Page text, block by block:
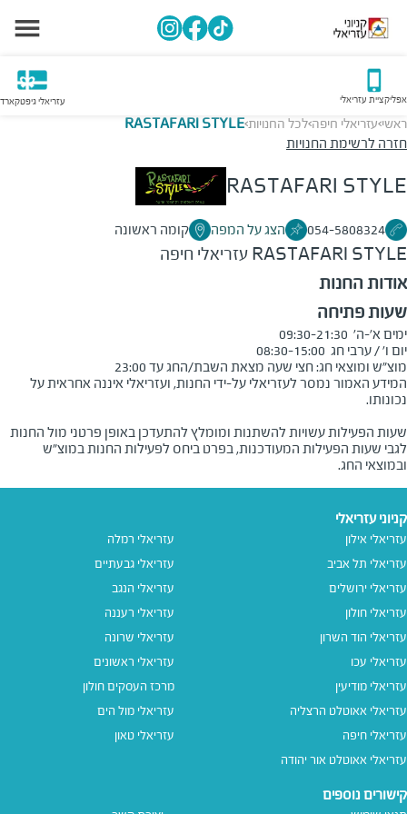
אפליקציית עזריאלי עזריאלי גיפטקארד
ראשי>עזריאלי חיפה>לכל החנויות>
RASTAFARI STYLE
חזרה לרשימת החנויות
RASTAFARI STYLE
054-5808324 הצג על המפה קומה ראשונה
RASTAFARI STYLE עזריאלי חיפה
אודות החנות
שעות פתיחה
מוצ"ש ומוצאי חג: חצי שעה מצאת השבת/החג עד 23:00
המידע האמור נמסר לעזריאלי על-ידי החנות, ועזריאלי איננה אחראית על
שעות הפעילות עשויות להשתנות ומומלץ להתעדכן באופן פרטני מול החנות
לגבי שעות הפעילות המעודכנות, בפרט ביחס לפעילות החנות במוצ"ש
ובמוצאי החג.
קניוני עזריאלי
עזריאלי אילון
עזריאלי תל אביב
עזריאלי ירושלים
עזריאלי חולון
עזריאלי הוד השרון
עזריאלי עכו
עזריאלי מודיעין
עזריאלי אאוטלט הרצליה
עזריאלי חיפה
עזריאלי אאוטלט אור יהודה
עזריאלי רמלה
עזריאלי גבעתיים
עזריאלי הנגב
עזריאלי רעננה
עזריאלי שרונה
עזריאלי ראשונים
מרכז העסקים חולון
עזריאלי מול הים
עזריאלי טאון
קישורים נוספים